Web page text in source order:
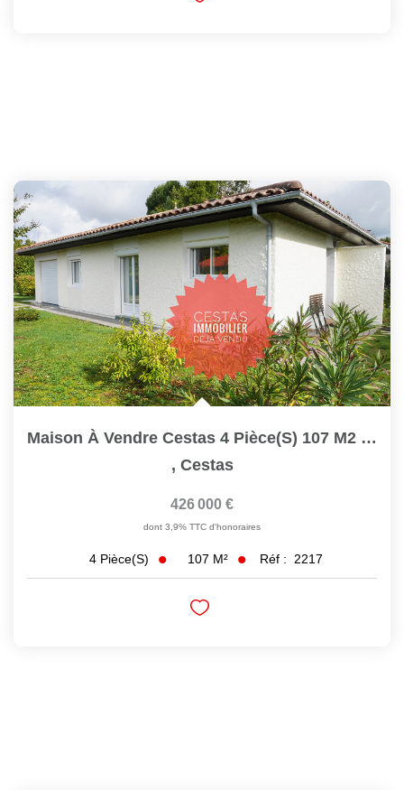
Maison À Vendre Cestas 4 Pièce(s) 107 M2 Ref 2217
, Cestas
426 000 €
dont 3,9% TTC d'honoraires
4 Pièce(s) 107 M² Réf : 2217